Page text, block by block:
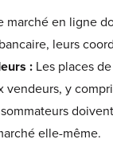
marché en ligne
leurs
: Les places
y
elle-même.